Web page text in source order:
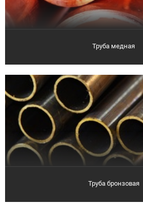
Труба медная
Труба бронзовая